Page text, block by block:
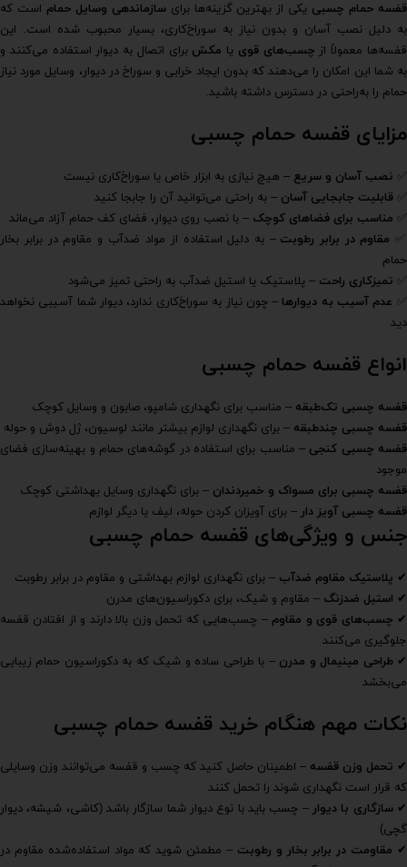
قفسه حمام چسبی یکی از بهترین گزینه‌ها برایسازماندهی وسایل حمام است که
به دلیل نصب آسان و بدون نیاز به سوراخ‌کاری، بسیار محبوب شده است. این
قفسه‌ها معمولاً از چسب‌های قوی یا مکش برای اتصال به دیوار استفاده می‌کنند و
به شما این امکان را می‌دهند که بدون ایجاد خرابی و سوراخ در دیوار، وسایل مورد نیاز
حمام را به‌راحتی در دسترس داشته باشید.
مزایای قفسه حمام چسبی
✅ نصب آسان و سریع – هیچ نیازی به ابزار خاص یا سوراخ‌کاری نیست
✅ قابلیت جابجایی آسان – به راحتی می‌توانید آن را جابجا کنید
✅ مناسب برای فضاهای کوچک – با نصب روی دیوار، فضای کف حمام آزاد می‌ماند
✅ مقاوم در برابر رطوبت – به دلیل استفاده از مواد ضدآب و مقاوم در برابر بخار
حمام
✅ تمیزکاری راحت – پلاستیک یا استیل ضدآب به راحتی تمیز می‌شود
✅ عدم آسیب به دیوارها – چون نیاز به سوراخ‌کاری ندارد، دیوار شما آسیبی نخواهد
دید
انواع قفسه حمام چسبی
قفسه چسبی تک‌طبقه – مناسب برای نگهداری شامپو، صابون و وسایل کوچک
قفسه چسبی چندطبقه – برای نگهداری لوازم بیشتر مانند لوسیون، ژل دوش و حوله
قفسه چسبی کنجی – مناسب برای استفاده در گوشه‌های حمام و بهینه‌سازی فضای
موجود
قفسه چسبی برای مسواک و خمیردندان – برای نگهداری وسایل بهداشتی کوچک
قفسه چسبی آویز دار – برای آویزان کردن حوله، لیف یا دیگر لوازم
جنس و ویژگی‌های قفسه حمام چسبی
✔ پلاستیک مقاوم ضدآب – برای نگهداری لوازم بهداشتی و مقاوم در برابر رطوبت
✔ استیل ضدزنگ – مقاوم و شیک، برای دکوراسیون‌های مدرن
✔ چسب‌های قوی و مقاوم – چسب‌هایی که تحمل وزن بالا دارند و از افتادن قفسه
جلوگیری می‌کنند
✔طراحی مینیمال و مدرن – با طراحی ساده و شیک که به دکوراسیون حمام زیبایی
می‌بخشد
نکات مهم هنگام خرید قفسه حمام چسبی
✔ تحمل وزن قفسه – اطمینان حاصل کنید که چسب و قفسه می‌توانند وزن وسایلی
که قرار است نگهداری شوند را تحمل کنند
✔سازگاری با دیوار – چسب باید با نوع دیوار شما سازگار باشد (کاشی، شیشه، دیوار
گچی)
✔ مقاومت در برابر بخار و رطوبت – مطمئن شوید که مواد استفاده‌شده مقاوم در